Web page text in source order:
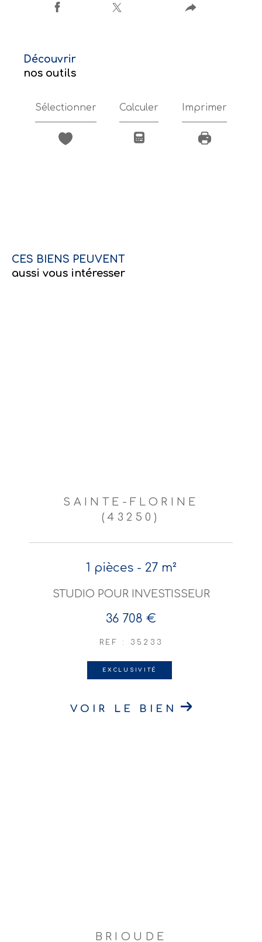
découvrir
nos outils
Sélectionner Calculer Imprimer
CES BIENS PEUVENT
aussi vous intéresser
SAINTE-FLORINE
(43250)
1 pièces - 27 m²
STUDIO POUR INVESTISSEUR
36 708 €
REF : 35233
EXCLUSIVITÉ
VOIR LE BIEN
BRIOUDE